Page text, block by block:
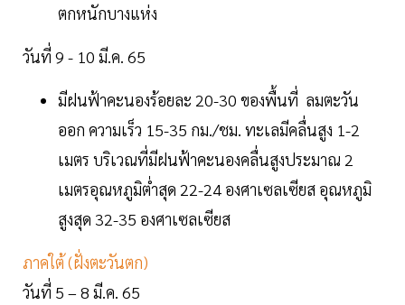
ตกหนักบางแห่ง
วันที่ 9 - 10 มี.ค. 65
มีฝนฟ้าคะนองร้อยละ 20-30 ของพื้นที่ ลมตะวัน
ออก ความเร็ว 15-35 กม./ชม. ทะเลมีคลื่นสูง 1-2
เมตร บริเวณที่มีฝนฟ้าคะนองคลื่นสูงประมาณ 2
เมตรอุณหภูมิต่ำสุด 22-24 องศาเซลเซียส อุณหภูมิ
สูงสุด 32-35 องศาเซลเซียส
ภาคใต้ (ฝั่งตะวันตก)
วันที่ 5 – 8 มี.ค. 65